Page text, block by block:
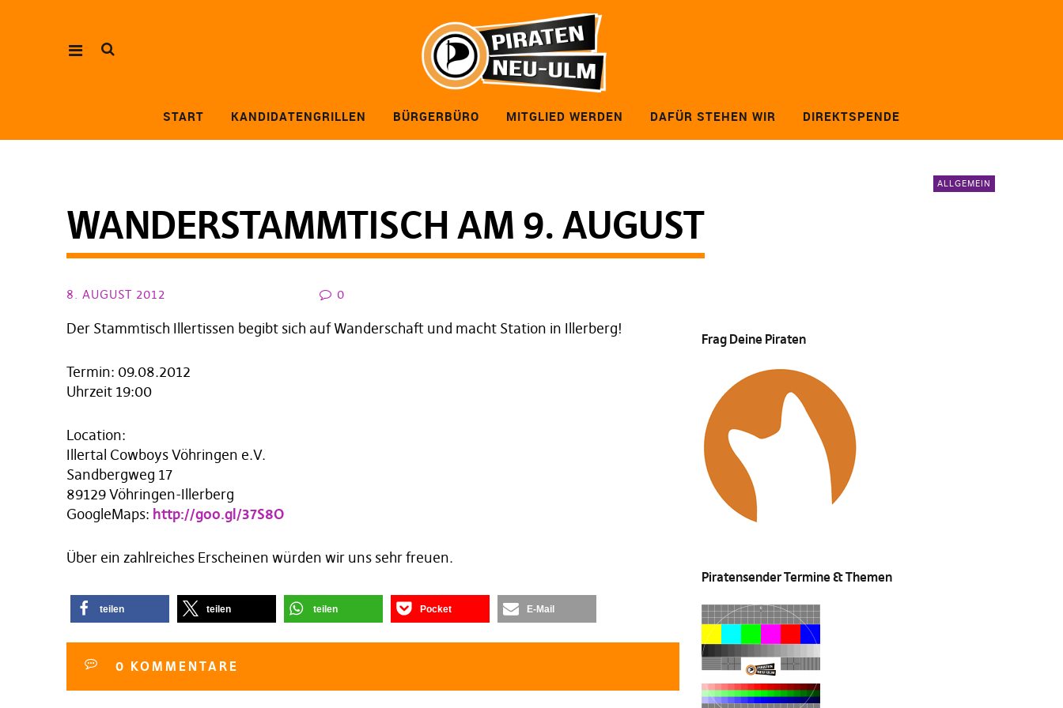
START KANDIDATENGRILLEN BÜRGERBÜRO MITGLIED WERDEN DAFÜR STEHEN WIR DIREKTSPENDE
ALLGEMEIN
WANDERSTAMMTISCH AM 9. AUGUST
8. AUGUST 2012 0
Der Stammtisch Illertissen begibt sich auf Wanderschaft und macht Station in Illerberg!
Termin: 09.08.2012
Uhrzeit 19:00
Location:
Illertal Cowboys Vöhringen e.V.
Sandbergweg 17
89129 Vöhringen-Illerberg
GoogleMaps: http://goo.gl/37S8O
Über ein zahlreiches Erscheinen würden wir uns sehr freuen.
teilen teilen teilen Pocket E-Mail
0 KOMMENTARE
Frag Deine Piraten
Piratensender Termine & Themen